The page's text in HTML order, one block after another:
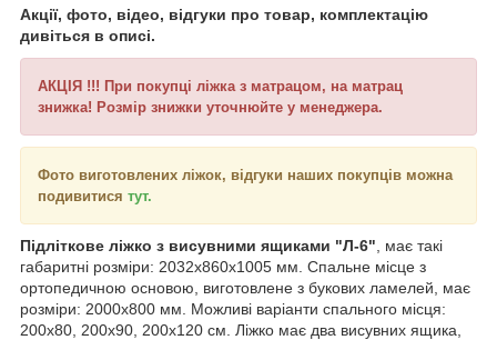
Акції, фото, відео, відгуки про товар, комплектацію
дивіться в описі.
АКЦІЯ !!! При покупці ліжка з матрацом, на матрац
знижка! Розмір знижки уточнюйте у менеджера.
Фото виготовлених ліжок, відгуки наших покупців можна
подивитися тут.
Підліткове ліжко з висувними ящиками "Л-6" , має такі
габаритні розміри: 2032х860х1005 мм. Спальне місце з
ортопедичною основою, виготовлене з букових ламелей, має
розміри: 2000х800 мм. Можливі варіанти спального місця:
200х80, 200х90, 200х120 см. Ліжко має два висувних ящика,